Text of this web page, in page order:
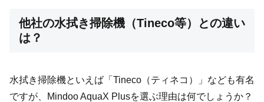
他社の水拭き掃除機（Tineco等）との違い
は？
水拭き掃除機といえば「Tineco（ティネコ）」なども有名
ですが、Mindoo AquaX Plusを選ぶ理由は何でしょうか？